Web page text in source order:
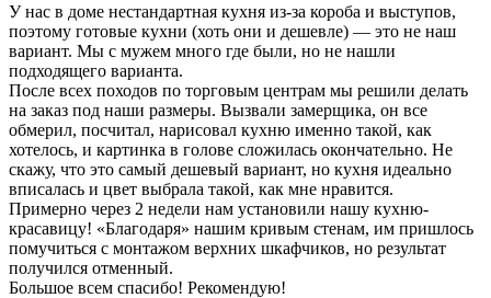
У нас в доме нестандартная кухня из-за короба и выступов,
поэтому готовые кухни (хоть они и дешевле) — это не наш
вариант. Мы с мужем много где были, но не нашли
подходящего варианта.
После всех походов по торговым центрам мы решили делать
на заказ под наши размеры. Вызвали замерщика, он все
обмерил, посчитал, нарисовал кухню именно такой, как
хотелось, и картинка в голове сложилась окончательно. Не
скажу, что это самый дешевый вариант, но кухня идеально
вписалась и цвет выбрала такой, как мне нравится.
Примерно через 2 недели нам установили нашу кухню-
красавицу! «Благодаря» нашим кривым стенам, им пришлось
помучиться с монтажом верхних шкафчиков, но результат
получился отменный.
Большое всем спасибо! Рекомендую!